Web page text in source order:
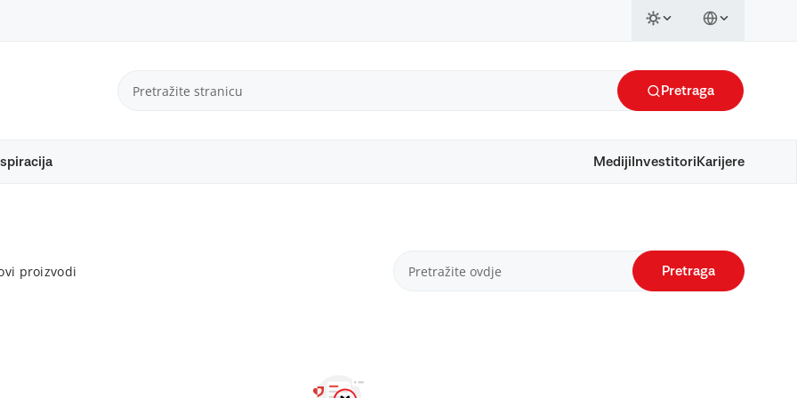
Pretraga
Mediji Investitori Karijere
proizvodi Pretraga